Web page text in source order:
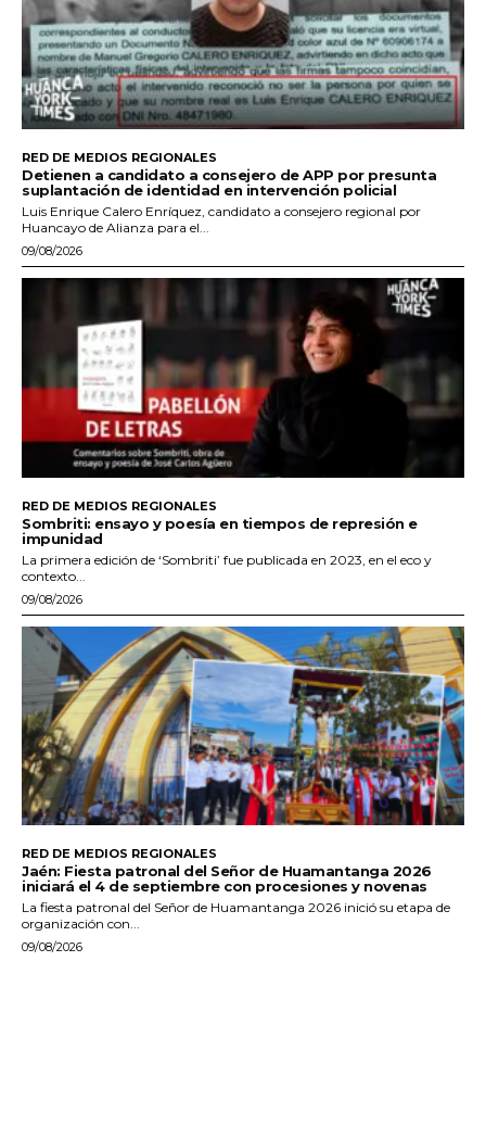
RED DE MEDIOS REGIONALES
Detienen a candidato a consejero de APP por presunta
suplantación de identidad en intervención policial
Luis Enrique Calero Enríquez, candidato a consejero regional por
Huancayo de Alianza para el...
09/08/2026
RED DE MEDIOS REGIONALES
Sombriti: ensayo y poesía en tiempos de represión e
impunidad
La primera edición de ‘Sombriti’ fue publicada en 2023, en el eco y
contexto...
09/08/2026
RED DE MEDIOS REGIONALES
Jaén: Fiesta patronal del Señor de Huamantanga 2026
iniciará el 4 de septiembre con procesiones y novenas
La fiesta patronal del Señor de Huamantanga 2026 inició su etapa de
organización con...
09/08/2026